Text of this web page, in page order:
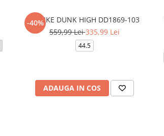
-40%
W NIKE DUNK HIGH DD1869-103
559,99 Lei335,99 Lei
44.5
ADAUGA IN COS